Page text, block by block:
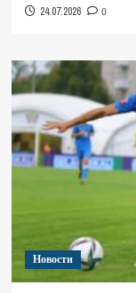
24.07.2026 0
Новости